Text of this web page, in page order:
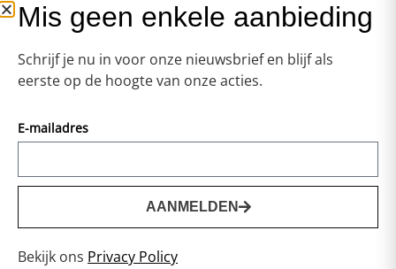
Koopzondagen
Vormgeving & Techniek:
Voorwaarden
Mis geen enkele aanbieding
Schrijf je nu in voor onze nieuwsbrief en blijf als
eerste op de hoogte van onze acties.
E-mailadres
AANMELDEN
Bekijk ons Privacy Policy